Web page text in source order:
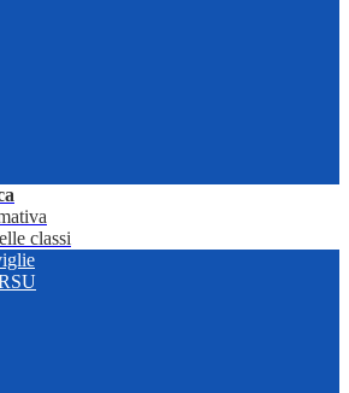
classi